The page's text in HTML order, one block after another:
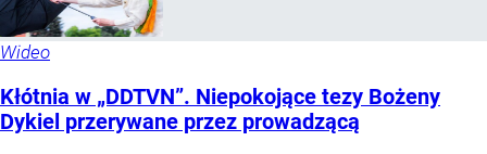
Wideo
Kłótnia w „DDTVN”. Niepokojące tezy Bożeny
Dykiel przerywane przez prowadzącą